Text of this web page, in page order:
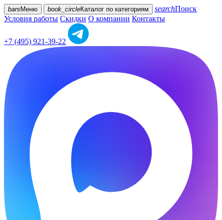
bars Меню book_circleКаталог по категориям searchПоиск
Условия работы Скидки О компании Контакты
+7 (495) 921-39-22